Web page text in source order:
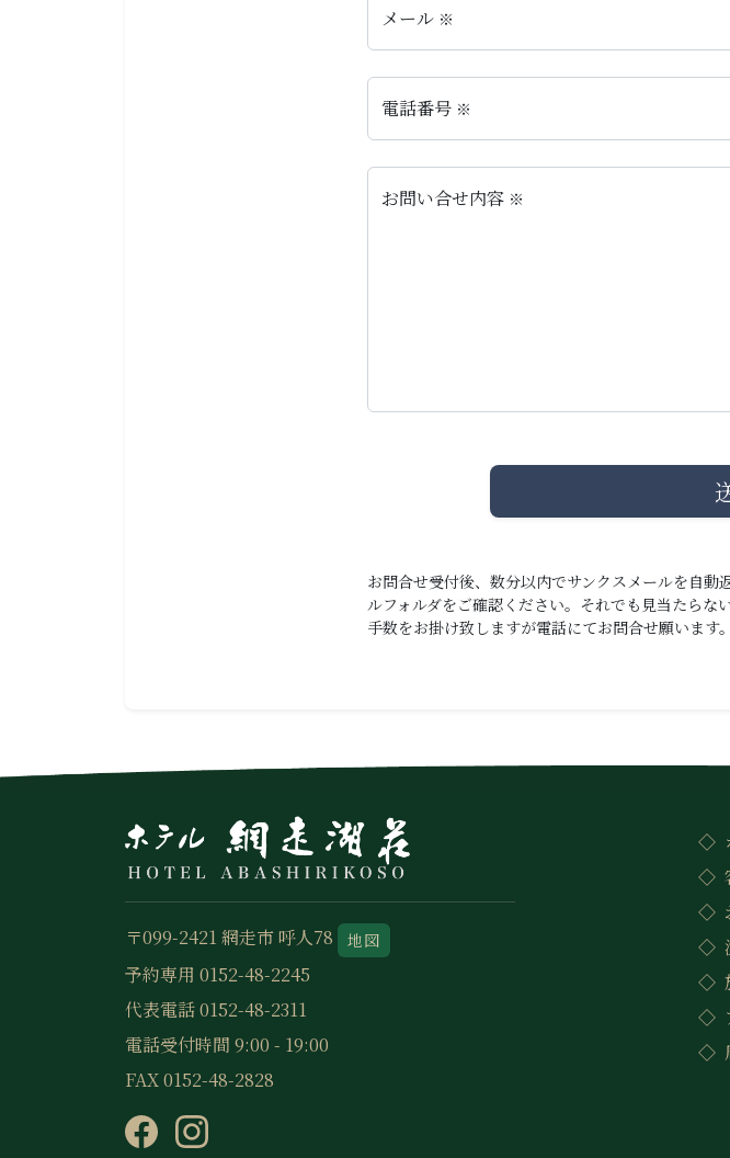
メール ※
電話番号 ※
お問い合せ内容 ※
お問合せ受付後、数分以内でサンクスメールを自
ルフォルダをご確認ください。それでも見当たら
手数をお掛け致しますが電話にてお問合せ願います。
〒099-2421 網走市 呼人78 地図
予約専用 0152-48-2245
代表電話 0152-48-2311
電話受付時間 9:00 - 19:00
FAX 0152-48-2828